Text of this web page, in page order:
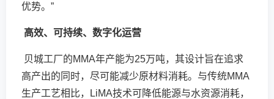
优势。”
高效、可持续、数字化运营
贝城工厂的MMA年产能为25万吨，其设计旨在追求
高产出的同时，尽可能减少原材料消耗。与传统MMA
生产工艺相比，LiMA技术可降低能源与水资源消耗，